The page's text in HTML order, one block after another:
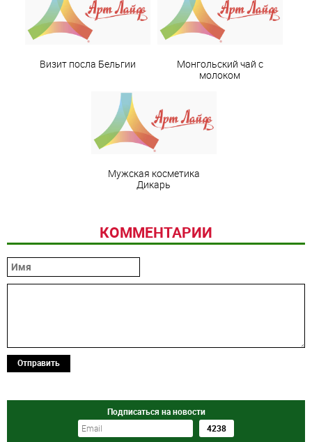
Визит посла Бельгии
Монгольский чай с
молоком
Мужская косметика
Дикарь
КОММЕНТАРИИ
Отправить
Подписаться на новости